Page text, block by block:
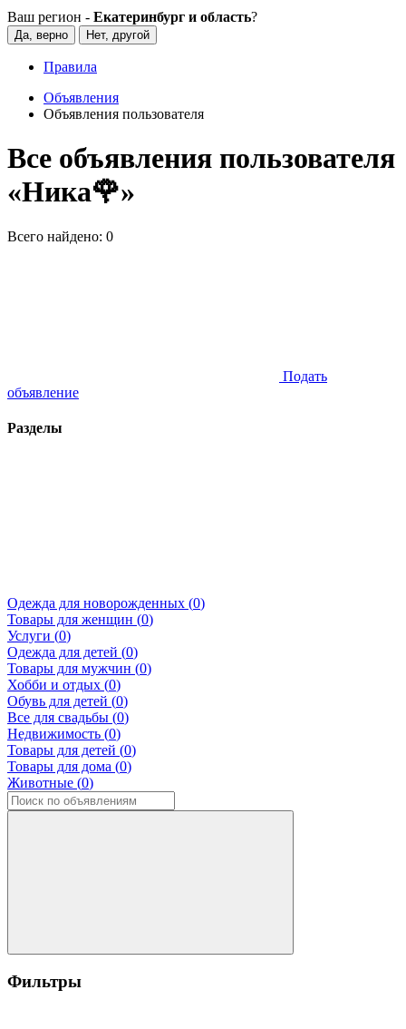
Ваш регион - Екатеринбург и область?
Да, верно Нет, другой
Правила
Объявления
Объявления пользователя
Все объявления пользователя
«Ника🌹»
Всего найдено: 0
Подать
объявление
Разделы
Одежда для новорожденных (0)
Товары для женщин (0)
Услуги (0)
Одежда для детей (0)
Товары для мужчин (0)
Хобби и отдых (0)
Обувь для детей (0)
Все для свадьбы (0)
Недвижимость (0)
Товары для детей (0)
Товары для дома (0)
Животные (0)
Фильтры